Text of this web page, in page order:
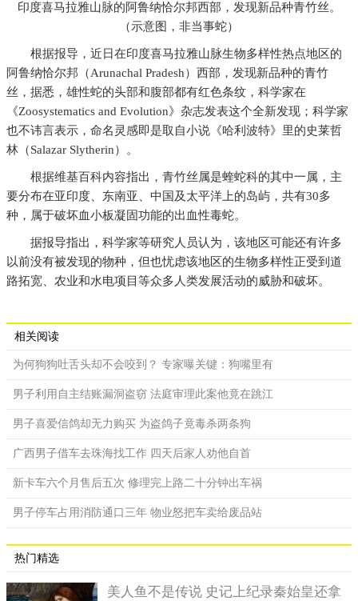
印度喜马拉雅山脉的阿鲁纳恰尔邦西部，发现新品种青竹丝。
（示意图，非当事蛇）
根据报导，近日在印度喜马拉雅山脉生物多样性热点地区的
阿鲁纳恰尔邦（Arunachal Pradesh）西部，发现新品种的青竹
丝，据悉，雄性蛇的头部和腹部都有红色条纹，科学家在
《Zoosystematics and Evolution》杂志发表这个全新发现；科学家
也不讳言表示，命名灵感即是取自小说《哈利波特》里的史莱哲
林（Salazar Slytherin）。
根据维基百科内容指出，青竹丝属是蝰蛇科的其中一属，主
要分布在亚印度、东南亚、中国及太平洋上的岛屿，共有30多
种，属于破坏血小板凝固功能的出血性毒蛇。
据报导指出，科学家等研究人员认为，该地区可能还有许多
以前没有被发现的物种，但也忧虑该地区的生物多样性正受到道
路拓宽、农业和水电项目等众多人类发展活动的威胁和破坏。
相关阅读
为何狗狗吐舌头却不会咬到？ 专家曝关键：狗嘴里有
男子利用自主结账漏洞盗窃 法庭审理此案他竟在跳江
男子喜爱信鸽却无力购买 为盗鸽子竟毒杀两条狗
广西男子借车去珠海找工作 四天后家人劝他自首
新卡车六个月售后五次 修理完上路二十分钟出车祸
男子停车占用消防通口三年 物业怒把车卖给废品站
热门精选
美人鱼不是传说 史记上纪录秦始皇还拿